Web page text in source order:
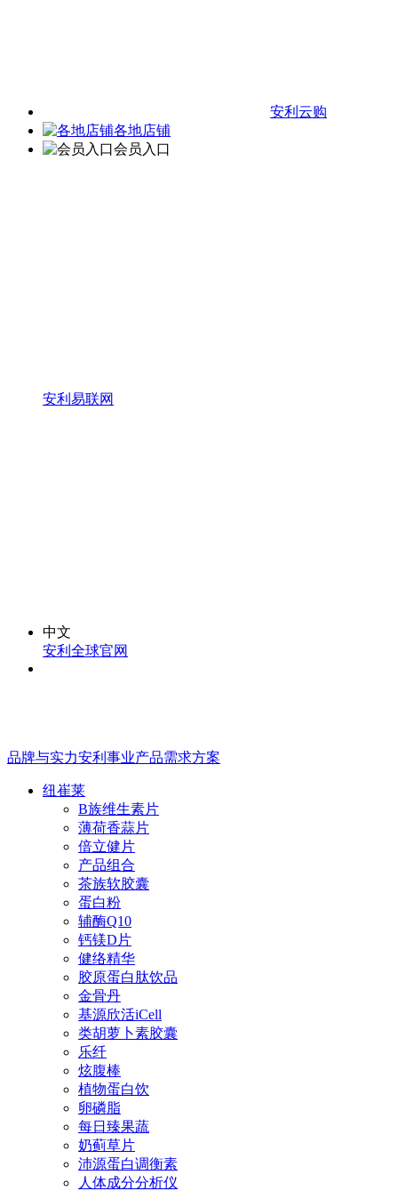
安利云购
各地店铺
会员入口
安利易联网
中文
安利全球官网
品牌与实力安利事业产品需求方案
纽崔莱
B族维生素片
薄荷香蒜片
倍立健片
产品组合
茶族软胶囊
蛋白粉
辅酶Q10
钙镁D片
健络精华
胶原蛋白肽饮品
金骨丹
基源欣活iCell
类胡萝卜素胶囊
乐纤
炫腹棒
植物蛋白饮
卵磷脂
每日臻果蔬
奶蓟草片
沛源蛋白调衡素
人体成分分析仪